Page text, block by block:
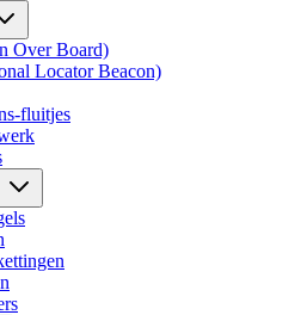
Over Board)
Locator Beacon)
fluitjes